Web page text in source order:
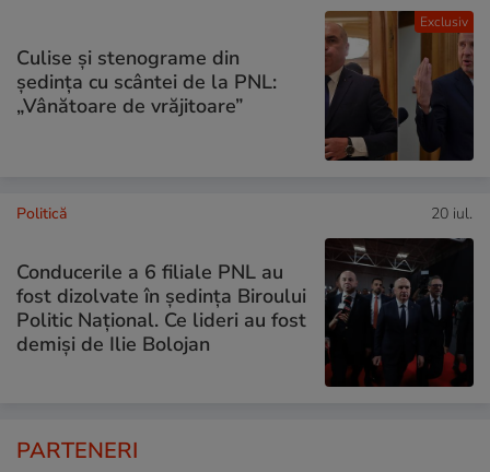
Exclusiv
Culise și stenograme din
ședința cu scântei de la PNL:
„Vânătoare de vrăjitoare”
Politică 20 iul.
Conducerile a 6 filiale PNL au
fost dizolvate în ședința Biroului
Politic Național. Ce lideri au fost
demiși de Ilie Bolojan
PARTENERI